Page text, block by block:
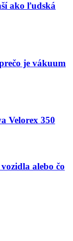
ako ľudská
je vákuum
Velorex 350
alebo čo